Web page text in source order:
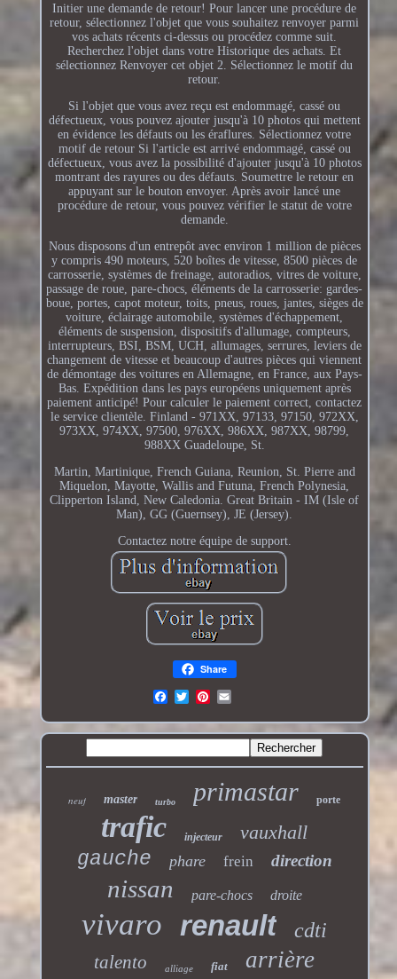
Initier une demande de retour! Pour lancer une procédure de
retour, sélectionnez l'objet que vous souhaitez renvoyer parmi
vos achats récents ci-dessus ou procédez comme suit.
Recherchez l'objet dans votre Historique des achats. Et
sélectionnez Renvoyer cet objet 2. Sélectionnez le motif du
retour.
Si l'objet que vous avez reçu est endommagé, cassé ou
défectueux, vous pouvez ajouter jusqu'à 10 photos qui mettent
en évidence les défauts ou les éraflures. Sélectionnez votre
motif de retour Si l'article est arrivé endommagé, cassé ou
défectueux, vous avez la possibilité d'ajouter jusqu'à 10 photos
montrant des rayures ou des défauts. Soumettre le retour en
appuyant sur le bouton envoyer. Après avoir lancé une
procédure de retour, vous pouvez vérifier le statut de votre
demande.
Nous disposons d'un entrepôt avec environ 1 million de pièces
y compris 490 moteurs, 520 boîtes de vitesse, 8500 pièces de
carrosserie, systèmes de freinage, autoradios, vitres de voiture,
passage de roue, pare-chocs, éléments de la carrosserie: gardes-
boue, portes, capot moteur, toits, pneus, roues, jantes, sièges de
voiture, éclairage automobile, systèmes d'échappement,
éléments de suspension, dispositifs d'allumage, compteurs,
interrupteurs, BSI, BSM, UCH, allumages, serrures, leviers de
changement de vitesse et beaucoup d'autres pièces qui viennent
de démontage des voitures en Allemagne, en France, aux Pays-
Bas. Expédition dans les pays européens uniquement après
paiement anticipé! Pour calculer le paiement correct, contactez
le service clientèle. Finland - 971XX, 97133, 97150, 972XX,
973XX, 974XX, 97500, 976XX, 986XX, 987XX, 98799,
988XX Guadeloupe, St.
Martin, Martinique, French Guiana, Reunion, St. Pierre and
Miquelon, Mayotte, Wallis and Futuna, French Polynesia,
Clipperton Island, New Caledonia. Great Britain - IM (Isle of
Man), GG (Guernsey), JE (Jersey).
Contactez notre équipe de support.
Share
neuf master turbo primastar porte
trafic injecteur vauxhall
gauche phare frein direction
nissan pare-chocs droite
vivaro renault cdti
talento alliage fiat arrière